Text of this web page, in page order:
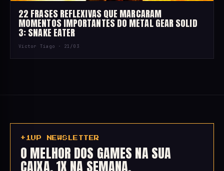
22 FRASES REFLEXIVAS QUE MARCARAM
MOMENTOS IMPORTANTES DO METAL GEAR SOLID
3: SNAKE EATER
Victor Tiago · 21/03
+1UP NEWSLETTER
O MELHOR DOS GAMES NA SUA
CAIXA, 1X NA SEMANA.